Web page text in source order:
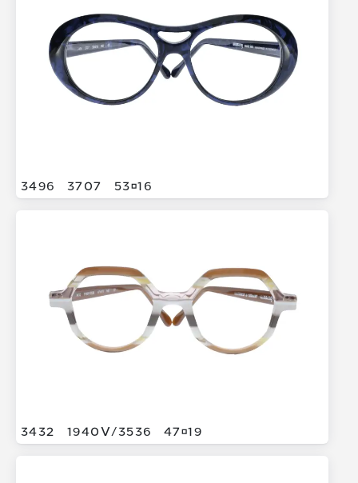
3496 3707 5316
3432 1940V/3536 4719